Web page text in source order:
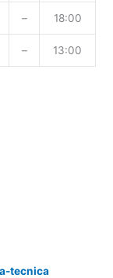
– 18:00
– 13:00
tecnica